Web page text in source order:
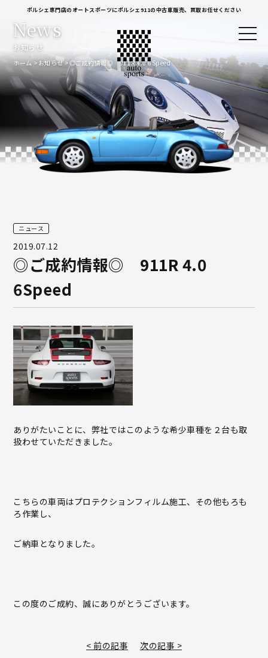
ポルシェ専門店のオートスポーツにポルシェ911の中古車販売、買取お任せください
お知らせ
News
ホーム お知らせ ◎ご成約情報◎ 911R 4.0 6Speed
ニュース
2019.07.12
◎ご成約情報◎ 911R 4.0
6Speed
ありがたいことに、弊社ではこのような希少車種を２台も取
扱わせていただきました。
こちらの車両はプロテクションフィルム施工、その他もろも
ろ作業し、
ご納車となりました。
この度のご成約、誠にありがとうございます。
< 前の記事 次の記事 >